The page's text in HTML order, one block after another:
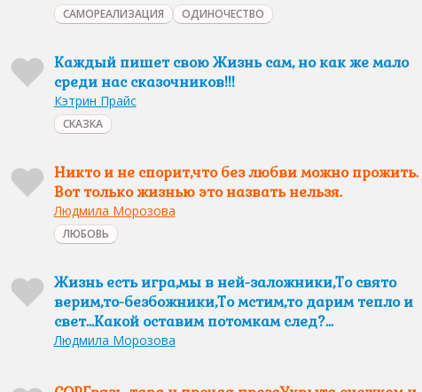
САМОРЕАЛИЗАЦИЯ ОДИНОЧЕСТВО
Каждый пишет свою Жизнь сам, но как же мало
среди нас сказочников!!!
Кэтрин Прайс
СКАЗКА
Никто и не спорит,что без любви можно прожить.
Вот только жизнью это назвать нельзя.
Людмила Морозова
ЛЮБОВЬ
Жизнь есть игра,мы в ней-заложники,То свято
верим,то-безбожники,То мстим,то дарим тепло и
свет...Какой оставим потомкам след?...
Людмила Морозова